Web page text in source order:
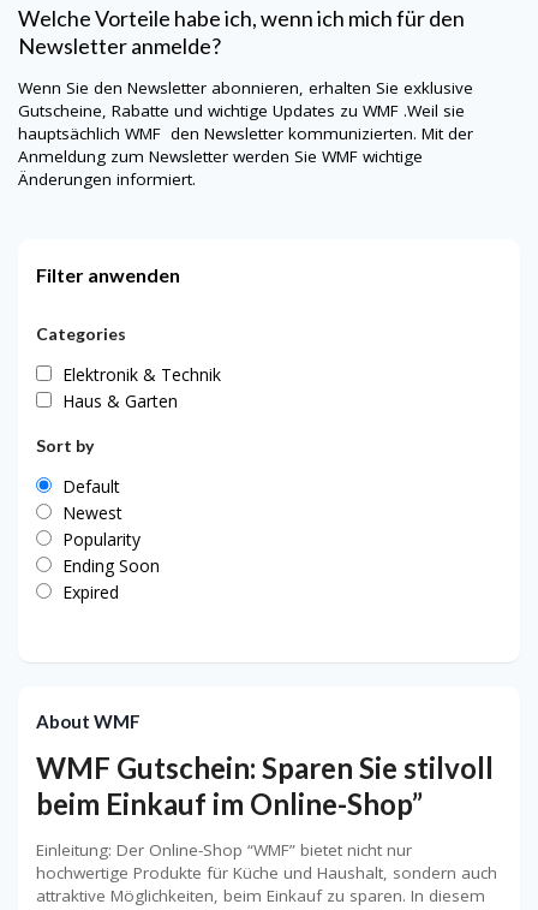
Welche Vorteile habe ich, wenn ich mich für den
Newsletter anmelde?
Wenn Sie den Newsletter abonnieren, erhalten Sie exklusive
Gutscheine, Rabatte und wichtige Updates zu WMF .Weil sie
hauptsächlich WMF den Newsletter kommunizierten. Mit der
Anmeldung zum Newsletter werden Sie WMF wichtige
Änderungen informiert.
Filter anwenden
Categories
Elektronik & Technik
Haus & Garten
Sort by
Default
Newest
Popularity
Ending Soon
Expired
About WMF
WMF Gutschein: Sparen Sie stilvoll
beim Einkauf im Online-Shop”
Einleitung: Der Online-Shop “WMF” bietet nicht nur
hochwertige Produkte für Küche und Haushalt, sondern auch
attraktive Möglichkeiten, beim Einkauf zu sparen. In diesem